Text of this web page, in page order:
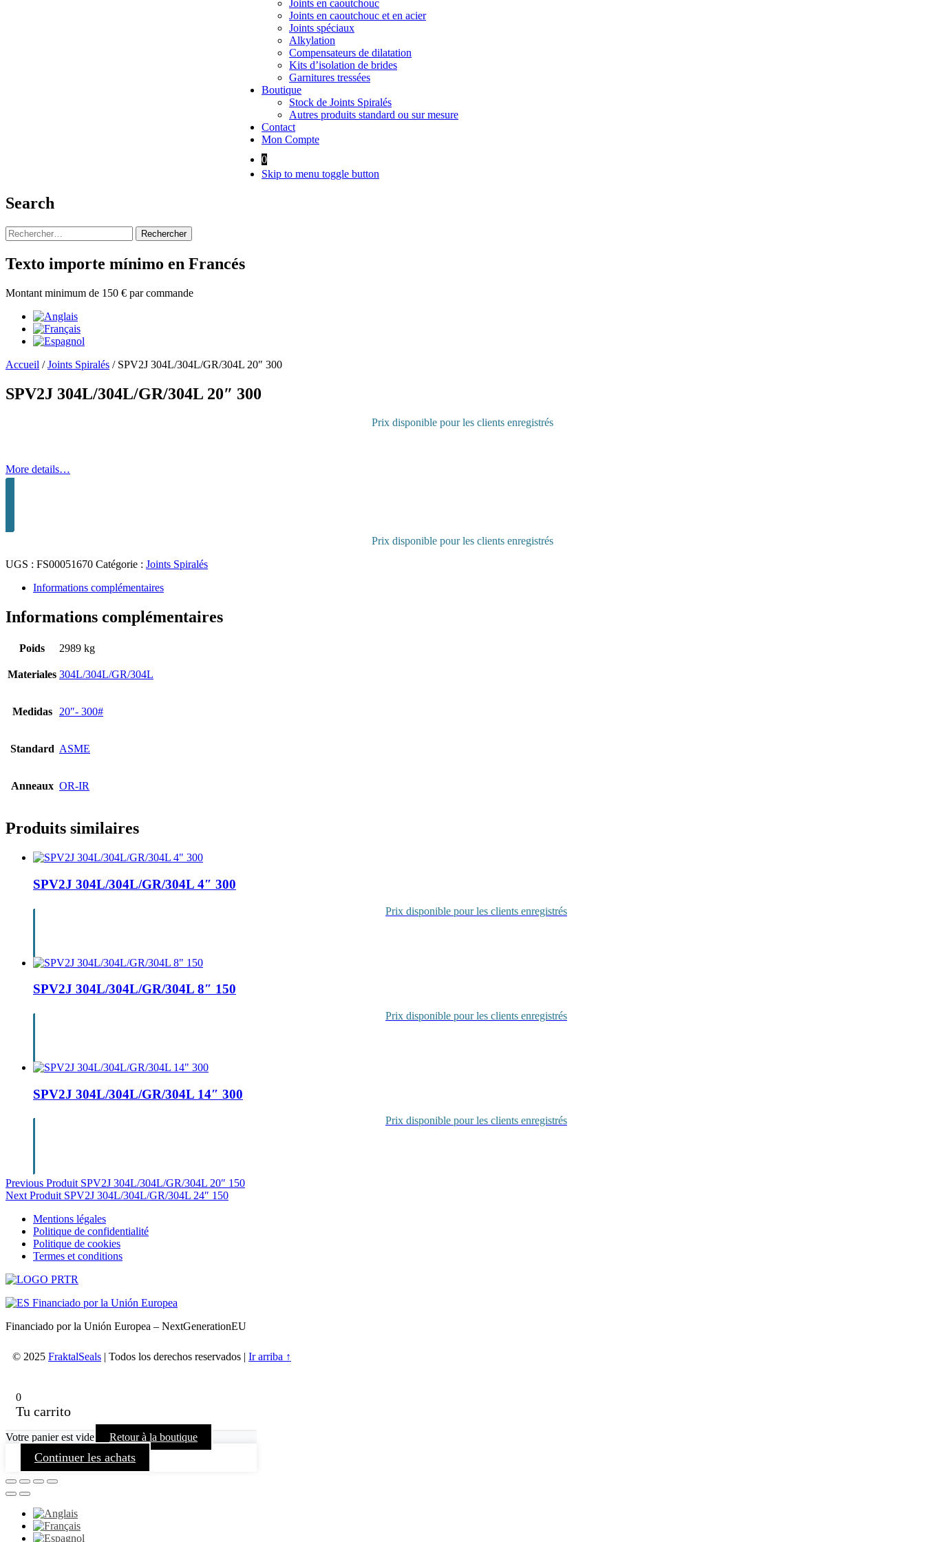
Joints en caoutchouc
Joints en caoutchouc et en acier
Joints spéciaux
Alkylation
Compensateurs de dilatation
Kits d’isolation de brides
Garnitures tressées
Boutique
Stock de Joints Spiralés
Autres produits standard ou sur mesure
Contact
Mon Compte
0
Skip to menu toggle button
Search
Rechercher :
Texto importe mínimo en Francés
Montant minimum de 150 € par commande
Accueil /Joints Spiralés / SPV2J 304L/304L/GR/304L 20″ 300
SPV2J 304L/304L/GR/304L 20″ 300
Prix disponible pour les clients enregistrés
More details…
Prix disponible pour les clients enregistrés
UGS : FS00051670 Catégorie : Joints Spiralés
Informations complémentaires
Informations complémentaires
Poids 2989 kg
Materiales 304L/304L/GR/304L
Medidas 20″- 300#
Standard ASME
Anneaux OR-IR
Produits similaires
SPV2J 304L/304L/GR/304L 4″ 300
Prix disponible pour les clients enregistrés
SPV2J 304L/304L/GR/304L 8″ 150
Prix disponible pour les clients enregistrés
SPV2J 304L/304L/GR/304L 14″ 300
Prix disponible pour les clients enregistrés
Navigation
de
l’article
Previous Produit SPV2J 304L/304L/GR/304L 20″ 150
Next Produit SPV2J 304L/304L/GR/304L 24″ 150
Mentions légales
Politique de confidentialité
Politique de cookies
Termes et conditions
Financiado por la Unión Europea – NextGenerationEU
© 2025 FraktalSeals | Todos los derechos reservados | Ir arriba ↑
0
Tu carrito
Votre panier est vide Retour à la boutique
Continuer les achats